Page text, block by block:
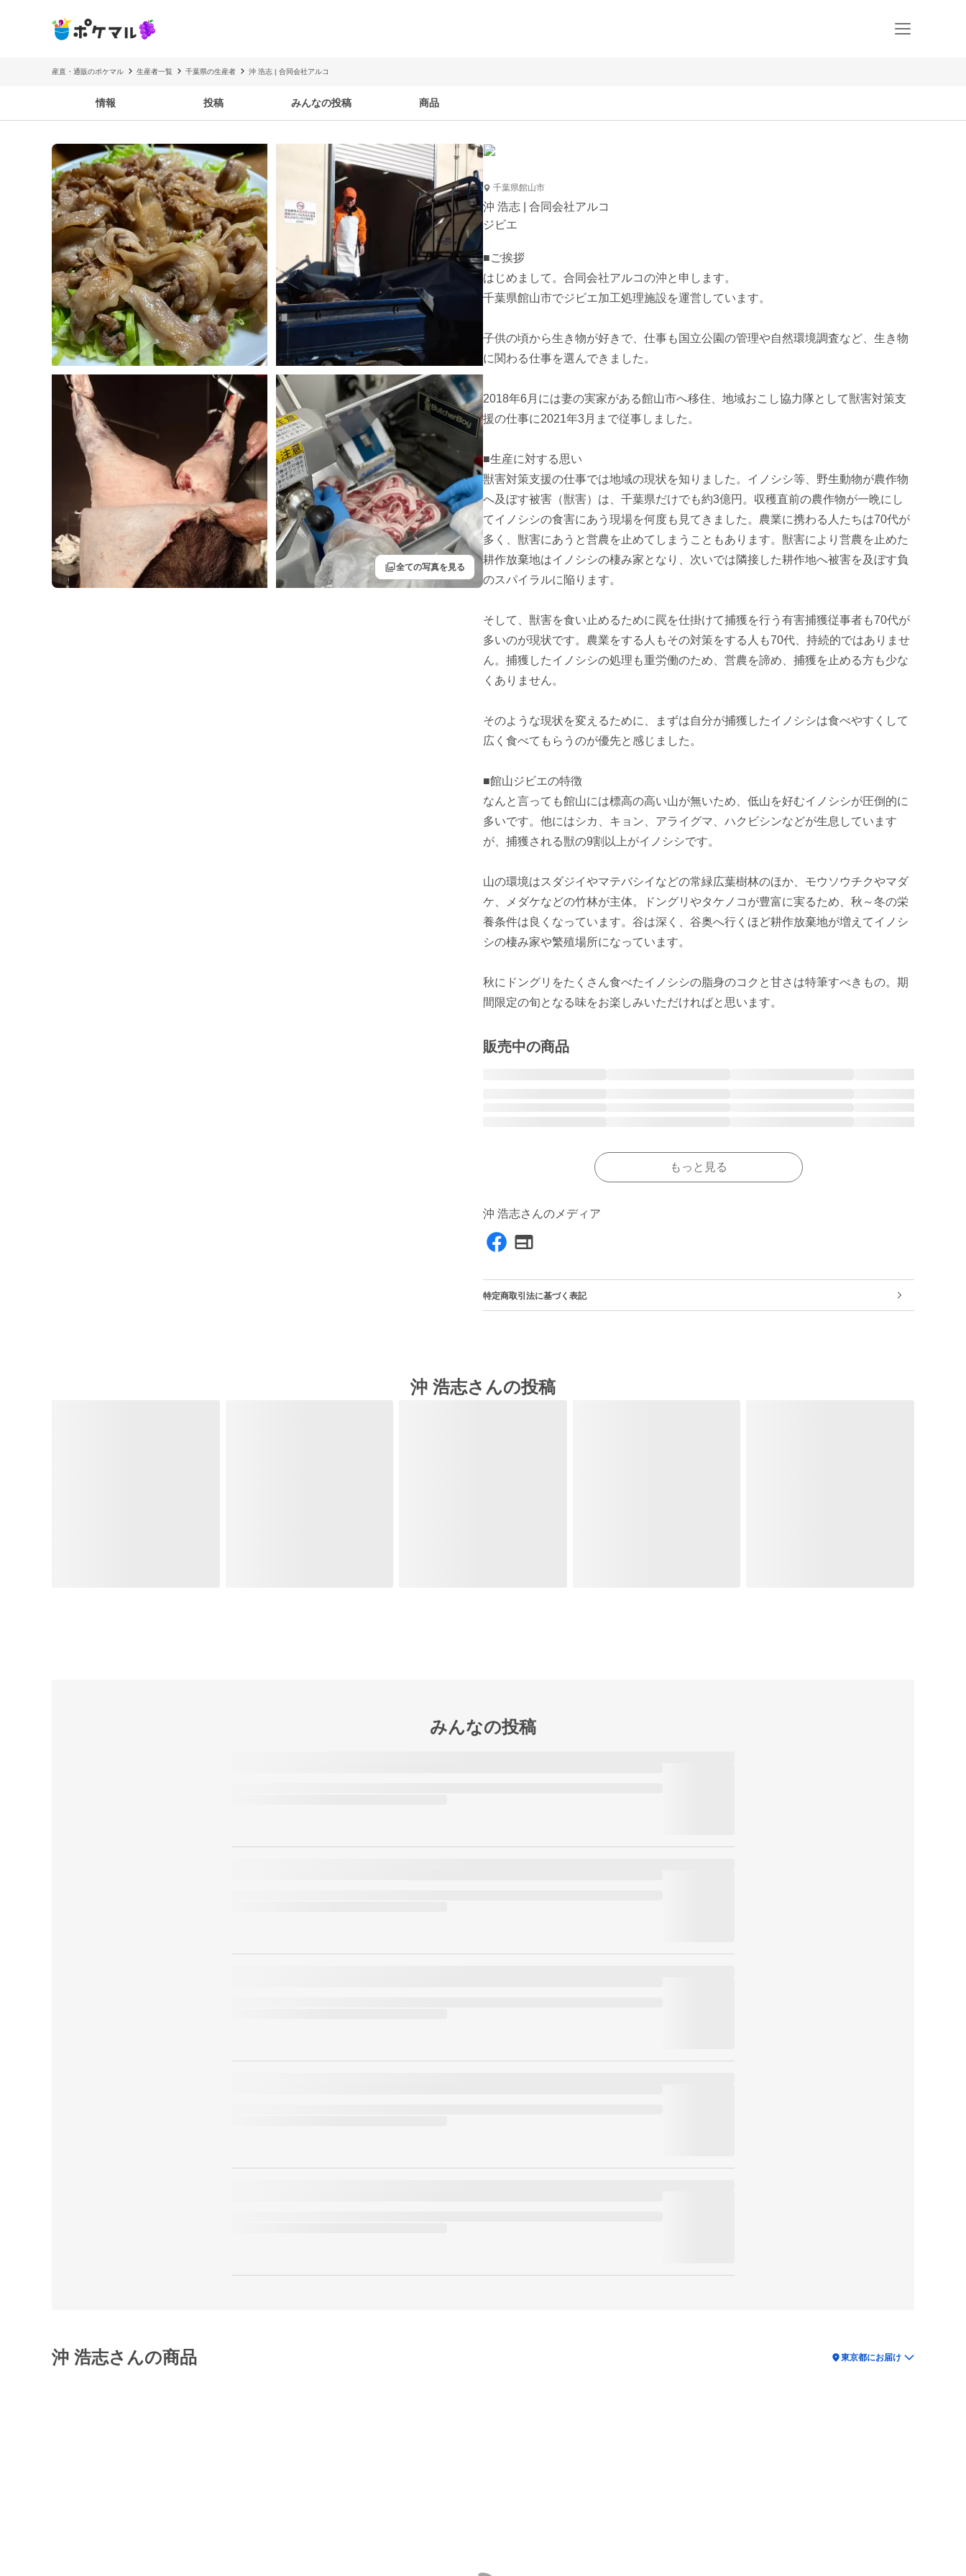
産直・通販のポケマル 生産者一覧 千葉県の生産者 沖 浩志 | 合同会社アルコ
情報 投稿 みんなの投稿 商品
filter全ての写真を見る
千葉県館山市
沖 浩志 | 合同会社アルコ
ジビエ
■ご挨拶
はじめまして。合同会社アルコの沖と申します。
千葉県館山市でジビエ加工処理施設を運営しています。
子供の頃から生き物が好きで、仕事も国立公園の管理や自然環境調査など、生き物
に関わる仕事を選んできました。
2018年6月には妻の実家がある館山市へ移住、地域おこし協力隊として獣害対策支
援の仕事に2021年3月まで従事しました。
■生産に対する思い
獣害対策支援の仕事では地域の現状を知りました。イノシシ等、野生動物が農作物
へ及ぼす被害（獣害）は、千葉県だけでも約3億円。収穫直前の農作物が一晩にし
てイノシシの食害にあう現場を何度も見てきました。農業に携わる人たちは70代が
多く、獣害にあうと営農を止めてしまうこともあります。獣害により営農を止めた
耕作放棄地はイノシシの棲み家となり、次いでは隣接した耕作地へ被害を及ぼす負
のスパイラルに陥ります。
そして、獣害を食い止めるために罠を仕掛けて捕獲を行う有害捕獲従事者も70代が
多いのが現状です。農業をする人もその対策をする人も70代、持続的ではありませ
ん。捕獲したイノシシの処理も重労働のため、営農を諦め、捕獲を止める方も少な
くありません。
そのような現状を変えるために、まずは自分が捕獲したイノシシは食べやすくして
広く食べてもらうのが優先と感じました。
■館山ジビエの特徴
なんと言っても館山には標高の高い山が無いため、低山を好むイノシシが圧倒的に
多いです。他にはシカ、キョン、アライグマ、ハクビシンなどが生息しています
が、捕獲される獣の9割以上がイノシシです。
山の環境はスダジイやマテバシイなどの常緑広葉樹林のほか、モウソウチクやマダ
ケ、メダケなどの竹林が主体。ドングリやタケノコが豊富に実るため、秋～冬の栄
養条件は良くなっています。谷は深く、谷奥へ行くほど耕作放棄地が増えてイノシ
シの棲み家や繁殖場所になっています。
秋にドングリをたくさん食べたイノシシの脂身のコクと甘さは特筆すべきもの。期
間限定の旬となる味をお楽しみいただければと思います。
販売中の商品
もっと見る
沖 浩志さんのメディア
特定商取引法に基づく表記
沖 浩志さんの投稿
みんなの投稿
沖 浩志さんの商品 location_on東京都にお届け